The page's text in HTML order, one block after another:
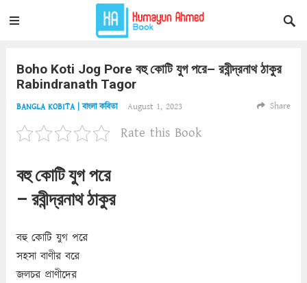
Boho Koti Jog Pore বহু কোটি যুগ পরে– রবীন্দ্রনাথ ঠাকুর
Rabindranath Tagor
BANGLA KOBITA | বাংলা কবিতা August 1, 2023 Share
Rate this Book
বহু কোটি যুগ পরে
– রবীন্দ্রনাথ ঠাকুর
বহু কোটি যুগ পরে
সহসা বাণীর বরে
জলচর প্রাণীদের